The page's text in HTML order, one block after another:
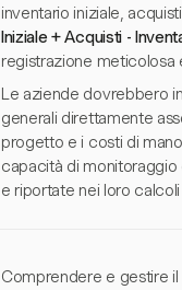
inventario iniziale,
Iniziale + Acquisti -
registrazione meticolosa
Le aziende dovrebbero
generali direttamente
progetto e i costi di
capacità di monitoraggio
e riportate nei loro
Comprendere e gestire il